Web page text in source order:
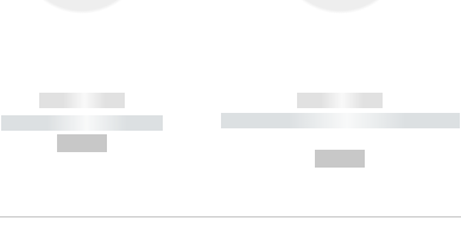
------------
----------- -----------
------------
----------- ----------- ----------